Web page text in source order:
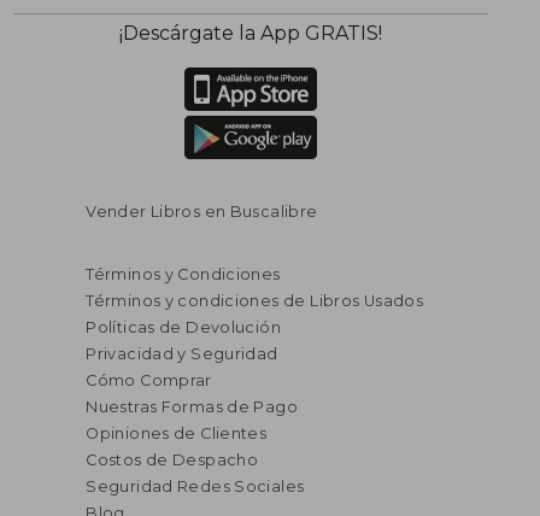
55%
dcto.
S/ 192,82
S/ 86,77
¡Descárgate la App GRATIS!
Vender Libros en Buscalibre
Términos y Condiciones
Términos y condiciones de Libros Usados
Políticas de Devolución
Privacidad y Seguridad
Cómo Comprar
Nuestras Formas de Pago
Opiniones de Clientes
Costos de Despacho
Seguridad Redes Sociales